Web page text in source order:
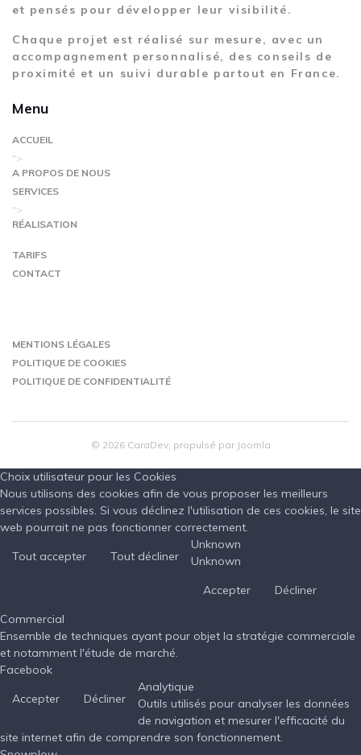
et pensés pour développer leur visibilité.
Chaque projet est réalisé sur mesure, avec un
accompagnement personnalisé, des conseils de
proximité et un suivi durable partout en France.
Menu
ACCUEIL
">
A PROPOS DE NOUS
SERVICES
">
RÉALISATION
TARIFS
CONTACT
MENTIONS LÉGALES
POLITIQUE DE COOKIES
POLITIQUE DE CONFIDENTIALITÉ
© 2026 CaraDev, propulsé par Joomla
Choix utilisateur pour les Cookies
Nous utilisons des cookies afin de vous proposer les meilleurs
services possibles. Si vous déclinez l'utilisation de ces cookies, le site
web pourrait ne pas fonctionner correctement.
Tout accepter
Tout décliner
Unknown
Unknown
Accepter
Décliner
Commercial
Ensemble de techniques ayant pour objet la stratégie commerciale
et notamment l'étude de marché.
Facebook
Accepter
Décliner
Analytique
Outils utilisés pour analyser les données
de navigation et mesurer l'efficacité du
site internet afin de comprendre son fonctionnement.